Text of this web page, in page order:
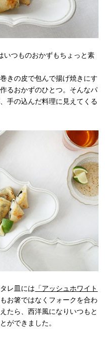
いつものおかずもちょっと素
きの皮で包んで揚げ焼きにす
るおかずのひとつ。そんなパ
手の込んだ料理に見えてくる
レ皿には 「アッシュホワイト
お箸ではなくフォークを合わ
たら、西洋風になりいつもと
ができました。